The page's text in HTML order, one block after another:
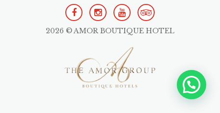
2026 © AMOR BOUTIQUE HOTEL